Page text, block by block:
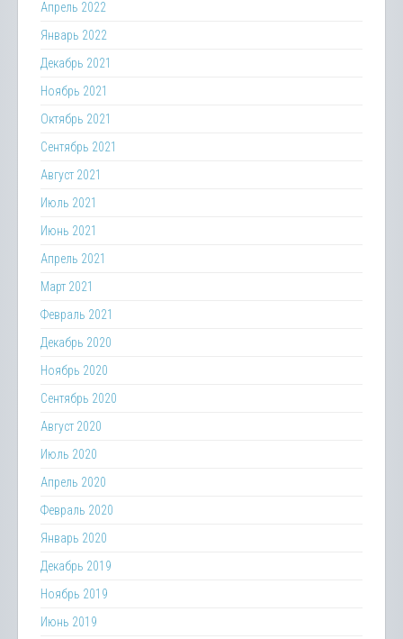
Апрель 2022
Январь 2022
Декабрь 2021
Ноябрь 2021
Октябрь 2021
Сентябрь 2021
Август 2021
Июль 2021
Июнь 2021
Апрель 2021
Март 2021
Февраль 2021
Декабрь 2020
Ноябрь 2020
Сентябрь 2020
Август 2020
Июль 2020
Апрель 2020
Февраль 2020
Январь 2020
Декабрь 2019
Ноябрь 2019
Июнь 2019